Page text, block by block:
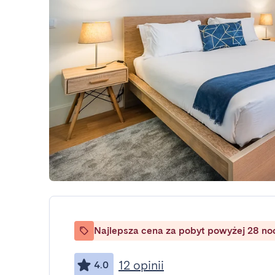
Najlepsza cena za pobyt powyżej 28
4.0 12 opinii